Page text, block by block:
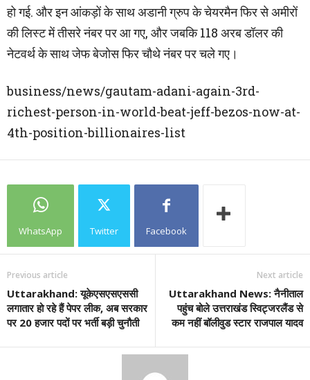
हो गई. और इन आंकड़ों के साथ अडानी ग्रुप के चेयरमैन फिर से अमीरों
की लिस्ट में तीसरे नंबर पर आ गए, और जबकि 118 अरब डॉलर की
नेटवर्थ के साथ जेफ बेजोस फिर चौथे नंबर पर चले गए।
business/news/gautam-adani-again-3rd-
richest-person-in-world-beat-jeff-bezos-now-at-
4th-position-billionaires-list
WhatsApp Twitter Facebook
Previous article
Uttarakhand: यूकेएसएसएससी
लगातार हो रहे हैं पेपर लीक, अब सरकार
पर 20 हजार पदों पर भर्ती बड़ी चुनौती
Next article
Uttarakhand News: नैनीताल
पहुंच बोले उत्तराखंड स्विट्जरलैंड से
कम नहीं बॉलीवुड स्टार राजपाल यादव